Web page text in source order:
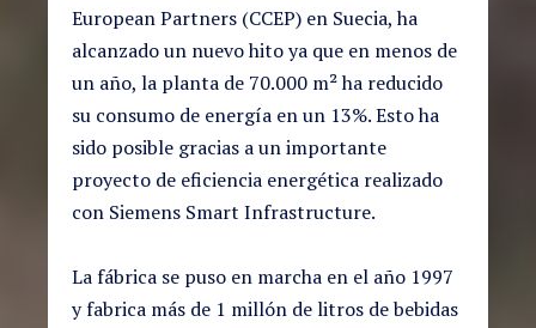
European Partners (CCEP) en Suecia, ha
alcanzado un nuevo hito ya que en menos de
un año, la planta de 70.000 m² ha reducido
su consumo de energía en un 13%. Esto ha
sido posible gracias a un importante
proyecto de eficiencia energética realizado
con Siemens Smart Infrastructure.
La fábrica se puso en marcha en el año 1997
y fabrica más de 1 millón de litros de bebidas